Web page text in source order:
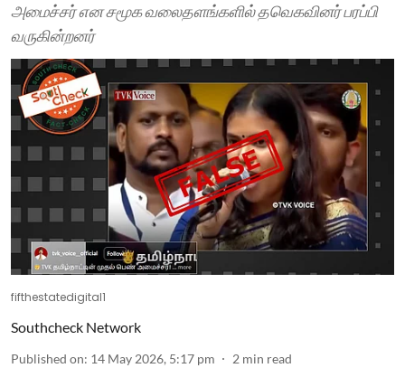
அமைச்சர் என சமூக வலைதளங்களில் தவெகவினர் பரப்பி
வருகின்றனர்
fifthestatedigital1
Southcheck Network
Published on: 14 May 2026, 5:17 pm 2 min read